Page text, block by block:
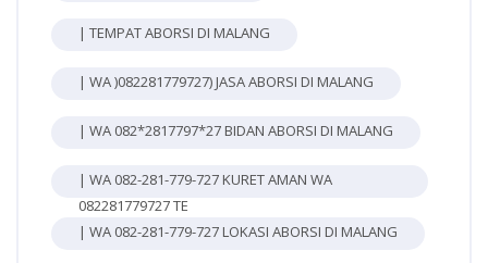
| TEMPAT ABORSI DI MALANG
| WA )082281779727) JASA ABORSI DI MALANG
| WA 082*2817797*27 BIDAN ABORSI DI MALANG
| WA 082-281-779-727 KURET AMAN WA
082281779727 TE
| WA 082-281-779-727 LOKASI ABORSI DI MALANG